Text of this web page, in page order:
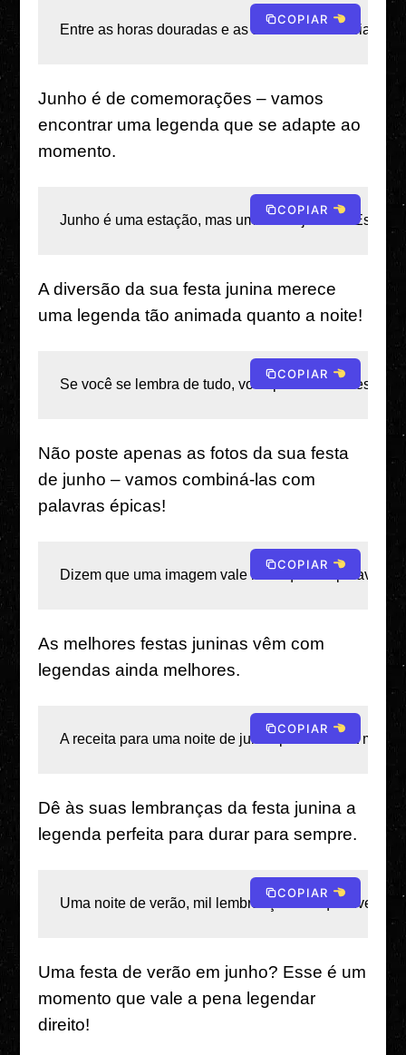
Entre as horas douradas e as aventuras da meia-
COPIAR
Junho é de comemorações – vamos
encontrar uma legenda que se adapte ao
momento.
Junho é uma estação, mas uma festa junina? Essa
COPIAR
A diversão da sua festa junina merece
uma legenda tão animada quanto a noite!
Se você se lembra de tudo, você pelo menos
COPIAR
Não poste apenas as fotos da sua festa
de junho – vamos combiná-las com
palavras épicas!
Dizem que uma imagem vale mais que mil palavras,
COPIAR
As melhores festas juninas vêm com
legendas ainda melhores.
A receita para uma noite de junho perfeita: boa
COPIAR
Dê às suas lembranças da festa junina a
legenda perfeita para durar para sempre.
Uma noite de verão, mil lembranças inesquecíveis –
COPIAR
Uma festa de verão em junho? Esse é um
momento que vale a pena legendar
direito!